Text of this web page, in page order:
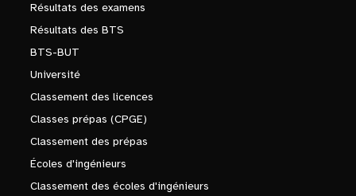
Résultats des examens
Résultats des BTS
BTS-BUT
Université
Classement des licences
Classes prépas (CPGE)
Classement des prépas
Écoles d'ingénieurs
Classement des écoles d'ingénieurs